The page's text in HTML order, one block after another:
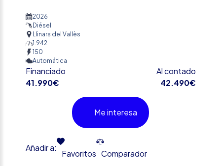
2026
Diésel
Llinars del Vallès
1.942
150
Automática
Financiado
41.990€
Al contado
42.490€
Me interesa
Añadir a:
Favoritos Comparador